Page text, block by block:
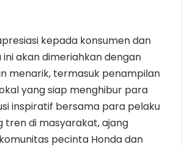
kepada konsumen dan
akan dimeriahkan dengan
menarik, termasuk penampilan
yang siap menghibur para
inspiratif bersama para pelaku
tren di masyarakat, ajang
pecinta Honda dan